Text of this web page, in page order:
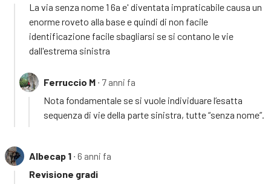
La via senza nome 1 6a e' diventata impraticabile causa un
enorme roveto alla base e quindi di non facile
identificazione facile sbagliarsi se si contano le vie
dall'estrema sinistra
Ferruccio M ∙ 7 anni fa
Nota fondamentale se si vuole individuare l’esatta
sequenza di vie della parte sinistra, tutte “senza nome”.
Albecap 1 ∙ 6 anni fa
Revisione gradi